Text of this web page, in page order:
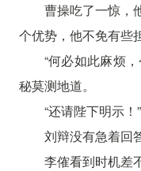
曹操吃了一惊，
个优势，他不免有些
“何必如此麻烦
秘莫测地道。
“还请陛下明示！”
刘辩没有急着回
李傕看到时机差